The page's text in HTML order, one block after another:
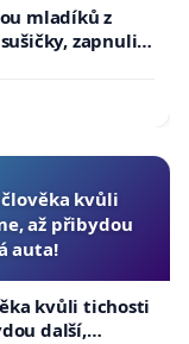
mladíků z
zapnuli ji
kvůli
až přibydou
auta!
kvůli tichosti
další,